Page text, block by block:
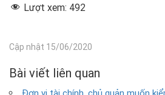
Lượt xem: 492
Cập nhật 15/06/2020
Bài viết liên quan